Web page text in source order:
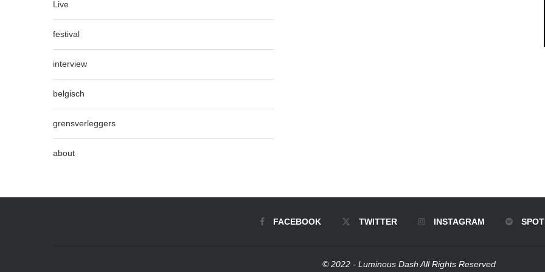
Live
festival
interview
belgisch
grensverleggers
about
FACEBOOK TWITTER INSTAGRAM
© 2022 - Luminous Dash All Rights Reserved